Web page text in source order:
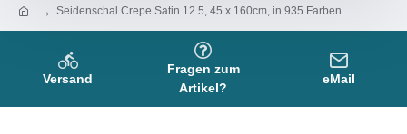
Seidenschal Crepe Satin 12.5, 45 x 160cm, in 935 Farben
Versand
Fragen zum
Artikel?
eMail